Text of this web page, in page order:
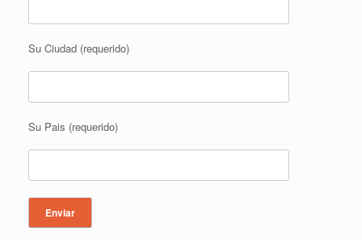
Su Ciudad (requerido)
Su Pais (requerido)